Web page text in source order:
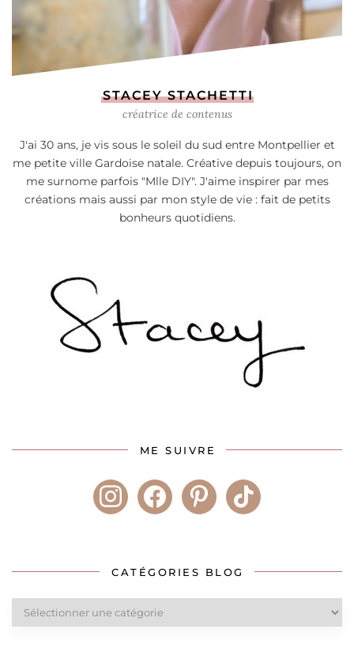
STACEY STACHETTI
créatrice de contenus
J'ai 30 ans, je vis sous le soleil du sud entre Montpellier et
me petite ville Gardoise natale. Créative depuis toujours, on
me surnome parfois "Mlle DIY". J'aime inspirer par mes
créations mais aussi par mon style de vie : fait de petits
bonheurs quotidiens.
ME SUIVRE
instagramfacebookpinteresttiktok
CATÉGORIES BLOG
Catégories
blog